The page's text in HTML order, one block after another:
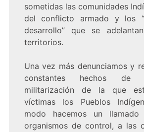
sometidas las comunidades
del conflicto armado y los
desarrollo” que se
territorios.
Una vez más denunciamos y
constantes hechos de
militarización de la que
víctimas los Pueblos
modo hacemos un
organismos de control, a las